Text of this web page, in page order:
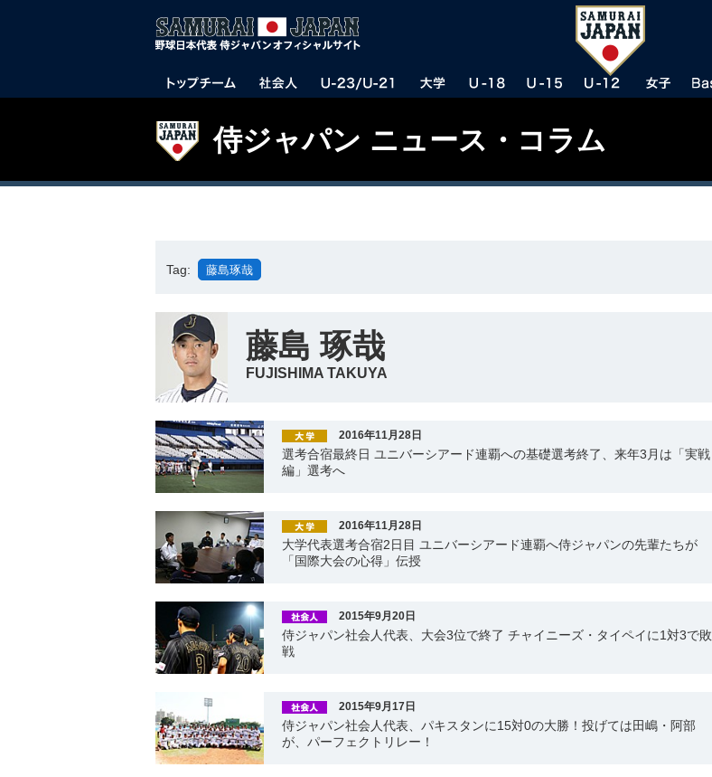
侍ジャパン ニュース・コラム
Tag: 藤島琢哉
藤島 琢哉
FUJISHIMA TAKUYA
2016年11月28日
選考合宿最終日 ユニバーシアード連覇への基礎選考終了、来年3月は「実戦
編」選考へ
2016年11月28日
大学代表選考合宿2日目 ユニバーシアード連覇へ侍ジャパンの先輩たちが
「国際大会の心得」伝授
2015年9月20日
侍ジャパン社会人代表、大会3位で終了 チャイニーズ・タイペイに1対3で敗
戦
2015年9月17日
侍ジャパン社会人代表、パキスタンに15対0の大勝！投げては田嶋・阿部
が、パーフェクトリレー！